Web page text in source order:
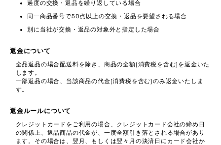
過度の交換・返品を繰り返している場合
同一商品番号で50点以上の交換・返品を要望される場合
別に当社が交換・返品の対象外と指定した場合
返金について
全品返品の場合配送料を除き、商品の全額(消費税を含む)を返金いた
します。
一部返品の場合、当該商品の代金(消費税を含む)のみ返金いたしま
す。
返金ルールについて
クレジットカードをご利用の場合、クレジットカード会社の締め日
の関係上、返品商品の代金が、一度全額引き落とされる場合があり
ます。その場合は、翌月、もしくは翌々月の決済日にカード会社か